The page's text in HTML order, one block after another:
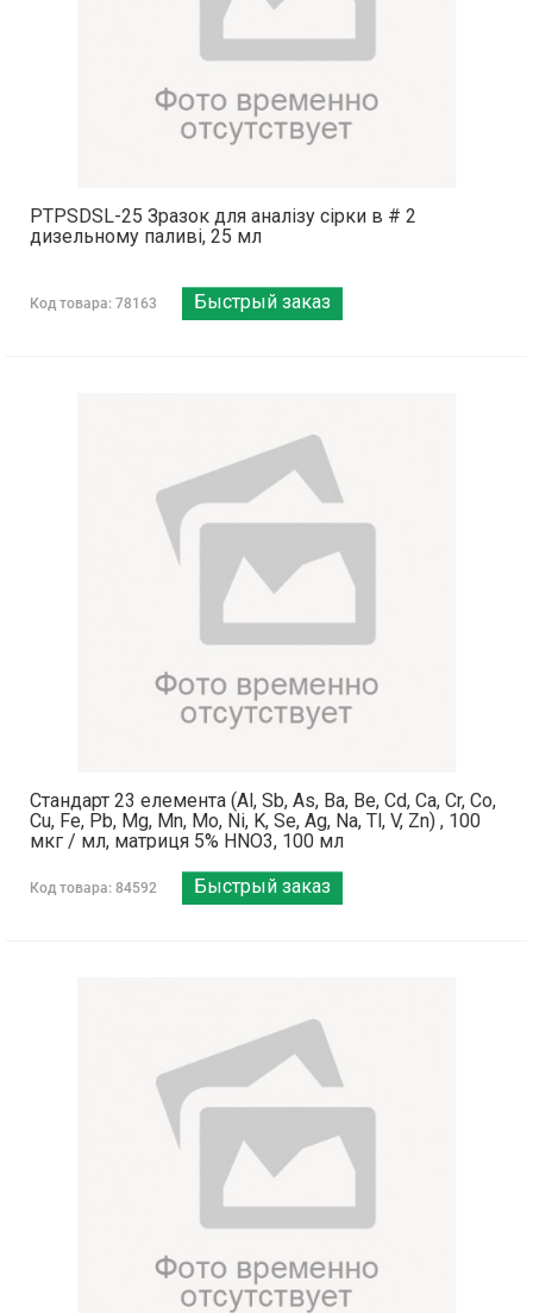
PTPSDSL-25 Зразок для аналізу сірки в # 2
дизельному паливі, 25 мл
Код товара: 78163 Быстрый заказ
Стандарт 23 елемента (Al, Sb, As, Ba, Be, Cd, Ca, Cr, Co,
Cu, Fe, Pb, Mg, Mn, Mo, Ni, K, Se, Ag, Na, Tl, V, Zn) , 100
мкг / мл, матриця 5% HNO3, 100 мл
Код товара: 84592 Быстрый заказ